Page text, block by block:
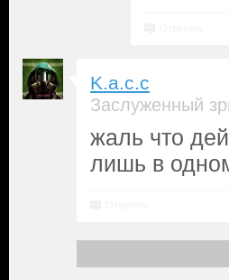
K.a.c.c
Заслуженный
жаль что
лишь в